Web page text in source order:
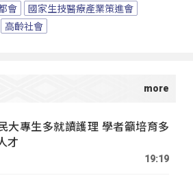
會
國家生技醫療產業策進會
高齡社會
大專生多就讀護理 學者籲培育多
才
19:19